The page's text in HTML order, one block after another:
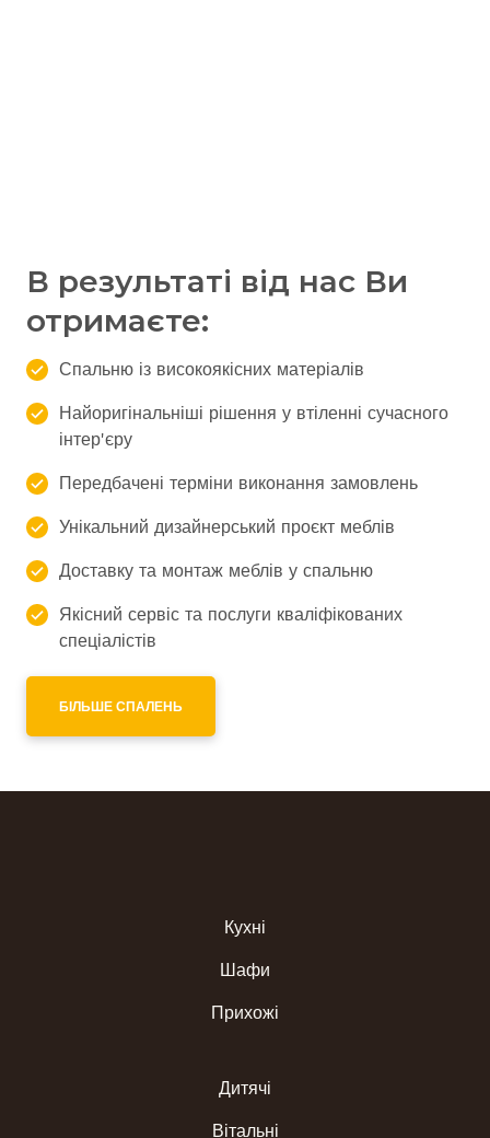
В результаті від нас Ви
отримаєте:
Спальню із високоякісних матеріалів
Найоригінальніші рішення у втіленні сучасного
інтер'єру
Передбачені терміни виконання замовлень
Унікальний дизайнерський проєкт меблів
Доставку та монтаж меблів у спальню
Якісний сервіс та послуги кваліфікованих
спеціалістів
БІЛЬШЕ СПАЛЕНЬ
Кухні
Шафи
Прихожі
Дитячі
Вітальні